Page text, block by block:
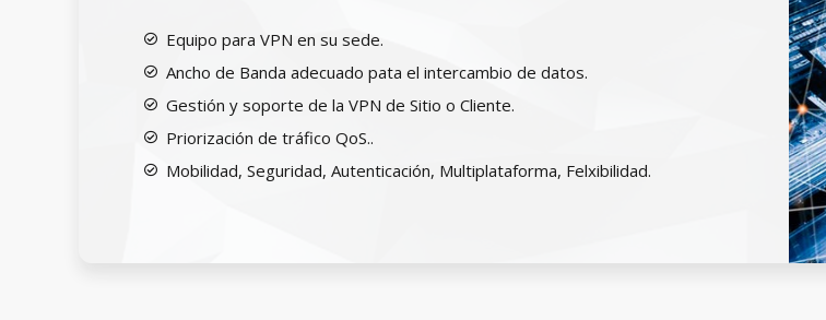
Equipo para VPN en su sede.
Ancho de Banda adecuado pata el intercambio de datos.
Gestión y soporte de la VPN de Sitio o Cliente.
Priorización de tráfico QoS..
Mobilidad, Seguridad, Autenticación, Multiplataforma, Felxibilidad.